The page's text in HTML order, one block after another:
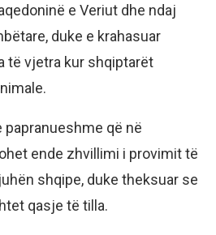
e Veriut dhe ndaj
duke e krahasuar
të vjetra kur shqiptarët
papranueshme që në
ende zhvillimi i provimit të
shqipe, duke theksuar se
qasje të tilla.